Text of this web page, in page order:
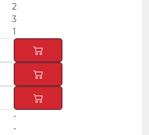
2
3
1
-
-